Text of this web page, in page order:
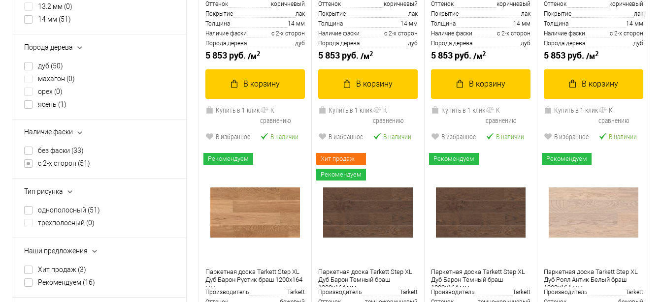
13.2 мм (0)
14 мм (51)
Порода дерева
дуб (50)
махагон (0)
орех (0)
ясень (1)
Наличие фаски
без фаски (33)
с 2-х сторон (51)
Тип рисунка
однополосный (51)
трехполосный (0)
Наши предложения
Хит продаж (3)
Рекомендуем (16)
Оттенок
коричневый
Покрытие
лак
Толщина
14 мм
Наличие фаски
с 2-х сторон
Порода дерева
дуб
5 853 руб. /м2
В корзину
Купить в 1 клик
К
сравнению
В избранное
В наличии
Оттенок
коричневый
Покрытие
лак
Толщина
14 мм
Наличие фаски
с 2-х сторон
Порода дерева
дуб
5 853 руб. /м2
В корзину
Купить в 1 клик
К
сравнению
В избранное
В наличии
Оттенок
коричневый
Покрытие
лак
Толщина
14 мм
Наличие фаски
с 2-х сторон
Порода дерева
дуб
5 853 руб. /м2
В корзину
Купить в 1 клик
К
сравнению
В избранное
В наличии
Оттенок
коричневый
Покрытие
лак
Толщина
14 мм
Наличие фаски
с 2-х сторон
Порода дерева
дуб
5 853 руб. /м2
В корзину
Купить в 1 клик
К
сравнению
В избранное
В наличии
Рекомендуем
Паркетная доска Tarkett Step XL
Дуб Барон Рустик браш 1200х164
мм
Производитель
Tarkett
Хит продаж
Рекомендуем
Паркетная доска Tarkett Step XL
Дуб Барон Темный браш
1200х164 мм
Производитель
Tarkett
Рекомендуем
Паркетная доска Tarkett Step XL
Дуб Барон Темный браш
1000х164 мм
Производитель
Tarkett
Рекомендуем
Паркетная доска Tarkett Step XL
Дуб Роял Антик Белый браш
1000х164 мм
Производитель
Tarkett